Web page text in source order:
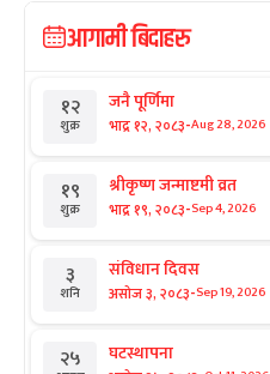
आगामी बिदाहरु
१२
शुक्र
जनै पूर्णिमा
भाद्र १२, २०८३-Aug 28, 2026
१९
शुक्र
श्रीकृष्ण जन्माष्टमी व्रत
भाद्र १९, २०८३-Sep 4, 2026
३
शनि
संविधान दिवस
असोज ३, २०८३-Sep 19, 2026
२५ घटस्थापना